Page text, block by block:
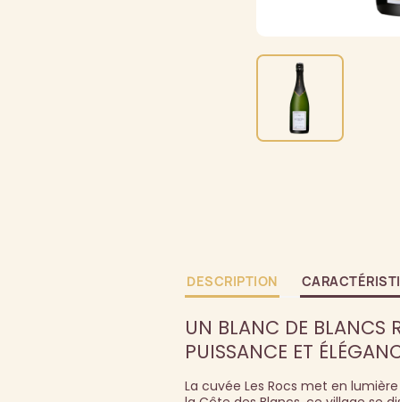
DESCRIPTION
UN BLANC DE BLANCS
PUISSANCE ET
La cuvée Les Rocs met en